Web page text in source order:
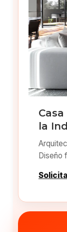
la
Diseño